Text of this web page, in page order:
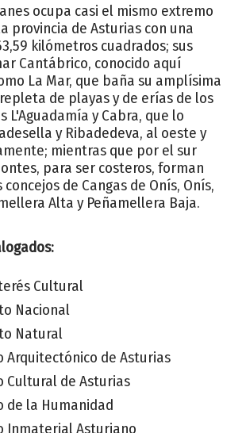
ocupa casi el mismo extremo
provincia de Asturias con una
kilómetros cuadrados; sus
Cantábrico, conocido aquí
La Mar, que baña su amplísima
de playas y de erías de los
L'Aguadamía y Cabra, que lo
y Ribadedeva, al oeste y
mientras que por el sur
para ser costeros, forman
de Cangas de Onís, Onís,
Alta y Peñamellera Baja.
Cultural
Nacional
Natural
Arquitectónico de Asturias
Cultural de Asturias
de la Humanidad
Inmaterial Asturiano